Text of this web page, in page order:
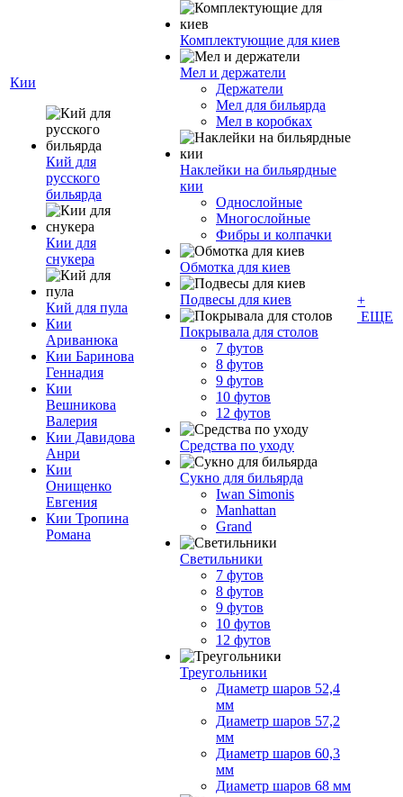
Кии
Кий для
русского
бильярда
Кии для
снукера
Кий для пула
Кии
Ариванюка
Кии Баринова
Геннадия
Кии
Вешникова
Валерия
Кии Давидова
Анри
Кии
Онищенко
Евгения
Кии Тропина
Романа
Комплектующие для киев
Мел и держатели
Держатели
Мел для бильярда
Мел в коробках
Наклейки на бильярдные
кии
Однослойные
Многослойные
Фибры и колпачки
Обмотка для киев
Подвесы для киев
Покрывала для столов
7 футов
8 футов
9 футов
10 футов
12 футов
Средства по уходу
Сукно для бильярда
Iwan Simonis
Manhattan
Grand
Светильники
7 футов
8 футов
9 футов
10 футов
12 футов
Треугольники
Диаметр шаров 52,4
мм
Диаметр шаров 57,2
мм
Диаметр шаров 60,3
мм
Диаметр шаров 68 мм
+
ЕЩЕ